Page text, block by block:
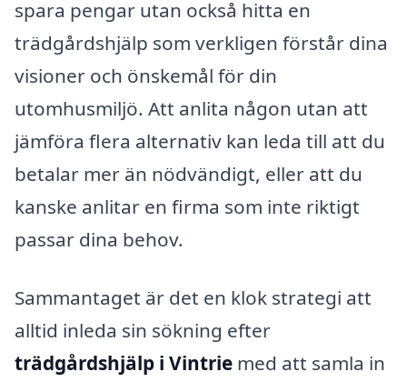
spara pengar utan också hitta en
trädgårdshjälp som verkligen förstår dina
visioner och önskemål för din
utomhusmiljö. Att anlita någon utan att
jämföra flera alternativ kan leda till att du
betalar mer än nödvändigt, eller att du
kanske anlitar en firma som inte riktigt
passar dina behov.
Sammantaget är det en klok strategi att
alltid inleda sin sökning efter
trädgårdshjälp i Vintrie med att samla in